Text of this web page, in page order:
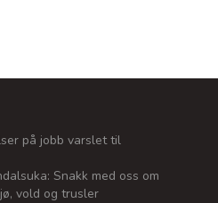
på jobb varslet til
Snakk med oss om
vold og trusler